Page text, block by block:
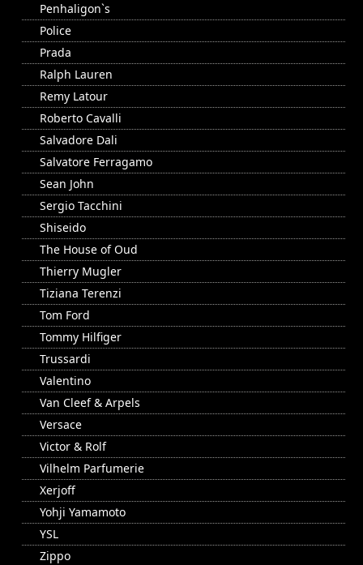
Penhaligon`s
Police
Prada
Ralph Lauren
Remy Latour
Roberto Cavalli
Salvadore Dali
Salvatore Ferragamo
Sean John
Sergio Tacchini
Shiseido
The House of Oud
Thierry Mugler
Tiziana Terenzi
Tom Ford
Tommy Hilfiger
Trussardi
Valentino
Van Cleef & Arpels
Versace
Victor & Rolf
Vilhelm Parfumerie
Xerjoff
Yohji Yamamoto
YSL
Zippo